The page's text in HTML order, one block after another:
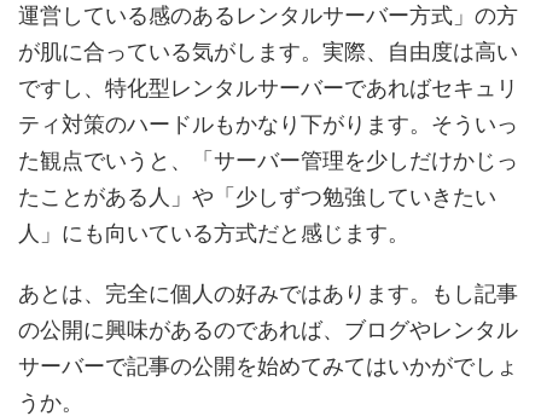
運営している感のあるレンタルサーバー方式」の方
が肌に合っている気がします。実際、自由度は高い
ですし、特化型レンタルサーバーであればセキュリ
ティ対策のハードルもかなり下がります。そういっ
た観点でいうと、「サーバー管理を少しだけかじっ
たことがある人」や「少しずつ勉強していきたい
人」にも向いている方式だと感じます。
あとは、完全に個人の好みではあります。もし記事
の公開に興味があるのであれば、ブログやレンタル
サーバーで記事の公開を始めてみてはいかがでしょ
うか。